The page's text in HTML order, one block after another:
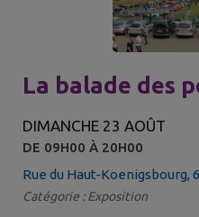
La balade des
DIMANCHE 23 AOÛT
DE 09H00 À 20H00
Rue du Haut-Koenigsbourg,
Catégorie : Exposition